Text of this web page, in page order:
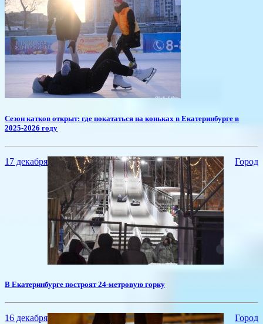
​Сезон катков открыт: где покататься на коньках в Екатеринбурге в
2025-2026 году
17 декабря Город
​В Екатеринбурге построят 24-метровую горку
16 декабря Город